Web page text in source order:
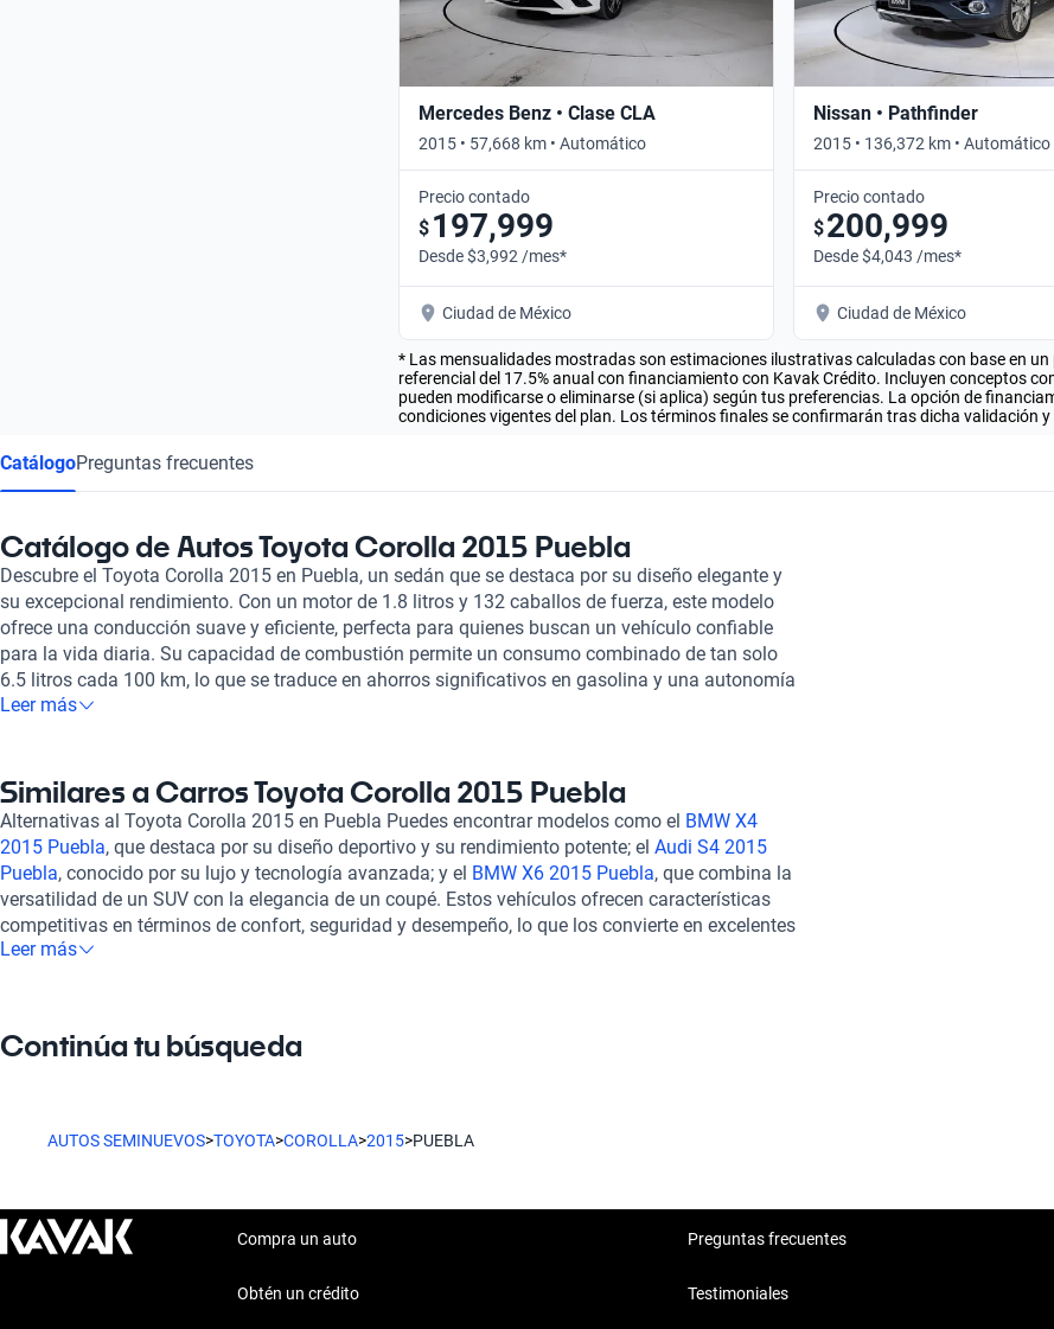
Mercedes Benz • Clase CLA
2015 • 57,668 km • Automático
Precio contado
$ 197,999
Desde $3,992 /mes*
Ciudad de México
Nissan • Pathfinder
2015 • 136,372 km • Automático
Precio contado
$200,999
Desde $4,043 /mes*
Ciudad de México
* Las mensualidades mostradas son estimaciones ilustrativas calculadas con base en
referencial del 17.5% anual con financiamiento con Kavak Crédito. Incluyen conceptos
pueden modificarse o eliminarse (si aplica) según tus preferencias. La opción de
condiciones vigentes del plan. Los términos finales se confirmarán tras dicha validación
CatálogoPreguntas frecuentes
Catálogo de Autos Toyota Corolla 2015 Puebla
Descubre el Toyota Corolla 2015 en Puebla, un sedán que se destaca por su diseño elegante y
su excepcional rendimiento. Con un motor de 1.8 litros y 132 caballos de fuerza, este modelo
ofrece una conducción suave y eficiente, perfecta para quienes buscan un vehículo confiable
para la vida diaria. Su capacidad de combustión permite un consumo combinado de tan solo
6.5 litros cada 100 km, lo que se traduce en ahorros significativos en gasolina y una autonomía
de hasta 775 km, ideal para viajes largos o desplazamientos urbanos. El interior del Toyota
con cinco airbags, brindando tranquilidad a sus ocupantes. La tecnología también forma parte
de su atractivo, ya que su cámara de reversa facilita las maniobras de estacionamiento,
haciendo de este sedán una opción práctica para el día a día. Al elegir un Toyota Corolla 2015
en Kavak, podrás disfrutar de un proceso de compra 100% en línea, donde cada vehículo pasa
por una rigurosa inspección de más de 240 puntos, garantizando su estado mecánico y
estético. Además, ofrecemos opciones de financiamiento flexibles y planes de garantía
adaptados a tus necesidades, junto con un sólido soporte postventa. Puedes incluso optar por
Leer más
Similares a Carros Toyota Corolla 2015 Puebla
Alternativas al Toyota Corolla 2015 en Puebla Puedes encontrar modelos como el BMW X4
2015 Puebla, que destaca por su diseño deportivo y su rendimiento potente; el Audi S4 2015
Puebla, conocido por su lujo y tecnología avanzada; y el BMW X6 2015 Puebla, que combina la
versatilidad de un SUV con la elegancia de un coupé. Estos vehículos ofrecen características
competitivas en términos de confort, seguridad y desempeño, lo que los convierte en excelentes
opciones si estás considerando el Toyota Corolla 2015.
Leer más
Continúa tu búsqueda
AUTOS SEMINUEVOS>TOYOTA>COROLLA>2015>PUEBLA
Compra un auto
Obtén un crédito
Preguntas frecuentes
Testimoniales